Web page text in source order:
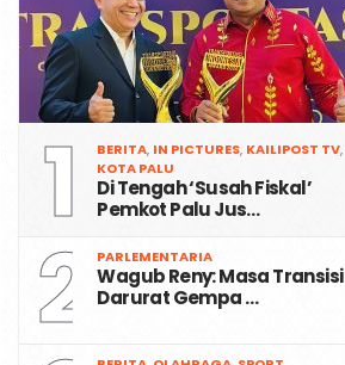
1 BERITA, IN PICTURES, KAILIPOST TV,
KOTA PALU
Di Tengah ‘Susah Fiskal’
Pemkot Palu Jus…
2 PARLEMENTARIA
Wagub Reny: Masa Transisi
Darurat Gempa …